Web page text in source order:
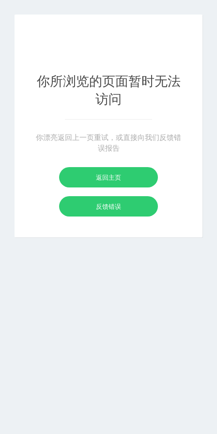
你所浏览的页面暂时无法
访问
你漂亮返回上一页重试，或直接向我们反馈错
误报告
返回主页
反馈错误